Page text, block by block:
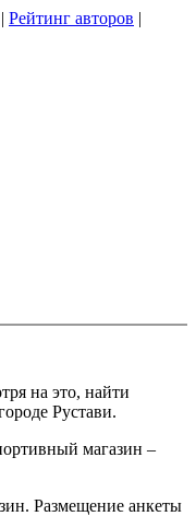
| Рейтинг авторов |
на это, найти
Рустави.
магазин –
Размещение анкеты